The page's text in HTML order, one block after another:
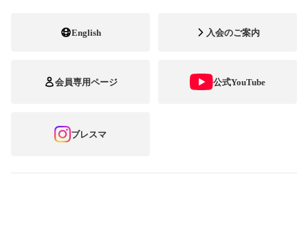
English 入会のご案内
会員専用ページ 公式YouTube
ブレスマ
矯正歯科専門開業医の全国組織である公益社
肇）が